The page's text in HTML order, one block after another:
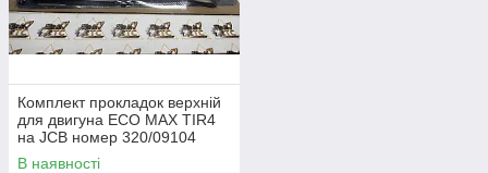
Комплект прокладок верхній
для двигуна ECO MAX TIR4
на JCB номер 320/09104
В наявності